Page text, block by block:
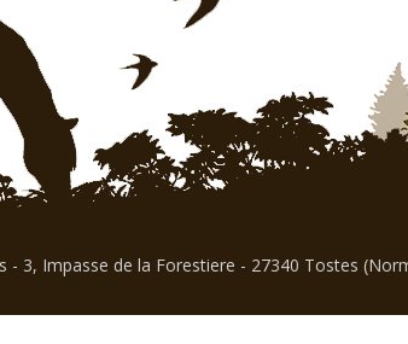
3, Impasse de la Forestiere - 27340 Tostes